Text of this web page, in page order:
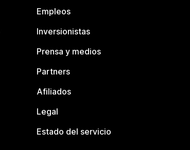
Empleos
Inversionistas
Prensa y medios
Partners
Afiliados
Legal
Estado del servicio